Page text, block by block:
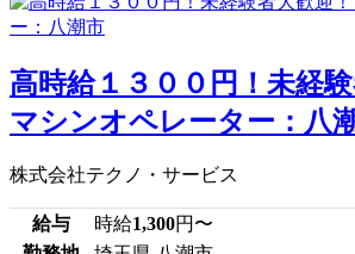
高時給１３００円！未経験
マシンオペレーター：八
株式会社テクノ・サービス
給与 時給1,300円〜